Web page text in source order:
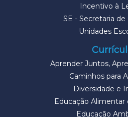
Incentivo à
SE - Secretaria de
Unidades
Aprender Juntos,
Caminhos para
Diversidade e
Educação Alimentar
Educação